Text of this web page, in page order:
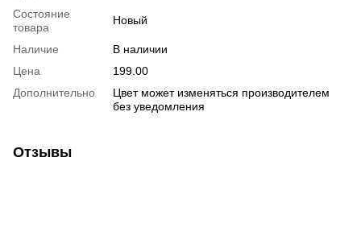
Состояние
товара
Новый
Наличие
В наличии
Цена
199.00
Дополнительно
Цвет может изменяться производителем
без уведомления
Отзывы